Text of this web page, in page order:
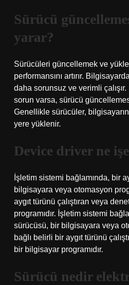
Sürücü
yarar?
Sürücüleri güncellemek ve
performansını artırır.
daha sorunsuz ve verimli çalışır.
sorun varsa, sürücü
Genellikle sürücüler,
yere yüklenir.
Device driver ne
İşletim sistemi bağlamında, bir
bilgisayara veya otomasyon
aygıt türünü çalıştıran veya
programıdır. İşletim sistemi
sürücüsü, bir bilgisayara veya
bağlı belirli bir aygıt türünü
bir bilgisayar programıdır.
Sürücü nedir